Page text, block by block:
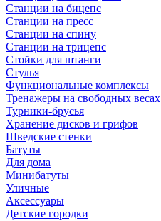
Станции на бицепс
Станции на пресс
Станции на спину
Станции на трицепс
Стойки для штанги
Стулья
Функциональные комплексы
Тренажеры на свободных весах
Турники-брусья
Хранение дисков и грифов
Шведские стенки
Батуты
Для дома
Минибатуты
Уличные
Аксессуары
Детские городки